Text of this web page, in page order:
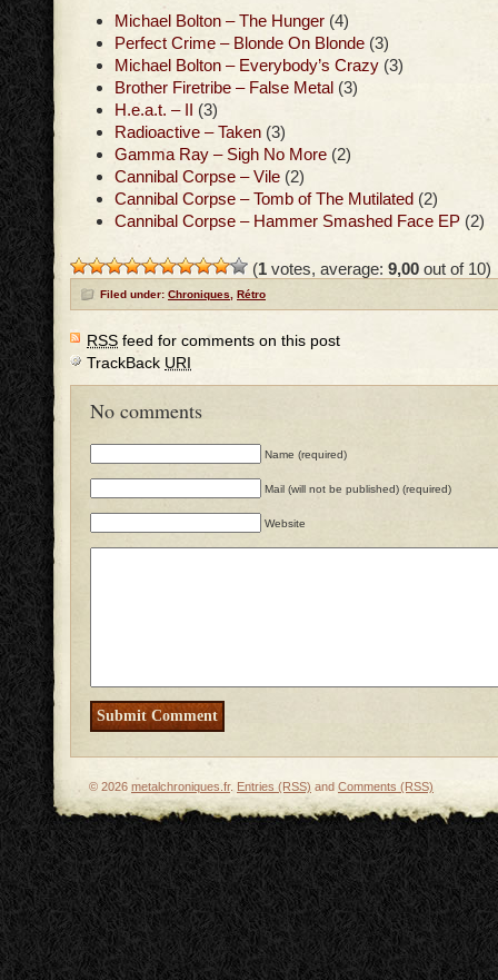
Michael Bolton – The Hunger (4)
Perfect Crime – Blonde On Blonde (3)
Michael Bolton – Everybody’s Crazy (3)
Brother Firetribe – False Metal (3)
H.e.a.t. – II (3)
Radioactive – Taken (3)
Gamma Ray – Sigh No More (2)
Cannibal Corpse – Vile (2)
Cannibal Corpse – Tomb of The Mutilated (2)
Cannibal Corpse – Hammer Smashed Face EP (2)
(1 votes, average: 9,00 out of 10)
Filed under: Chroniques Rétro
RSS feed for comments on this post
TrackBack URI
No comments
Name (required)
Mail (will not be published) (required)
Website
© 2026 metalchroniques.fr. Entries (RSS) and Comments (RSS)